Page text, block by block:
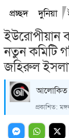
প্রচ্ছদ দুনিয়া
ইউরোপীয়ান
নতুন কমিটি
জহিরুল
আলোকিত
প্রকাশিত: